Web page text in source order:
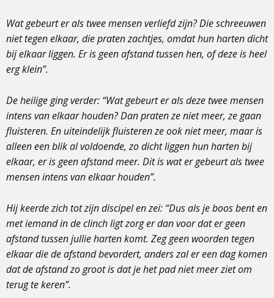
Wat gebeurt er als twee mensen verliefd zijn? Die schreeuwen
niet tegen elkaar, die praten zachtjes, omdat hun harten dicht
bij elkaar liggen. Er is geen afstand tussen hen, of deze is heel
erg klein”.
De heilige ging verder: “Wat gebeurt er als deze twee mensen
intens van elkaar houden? Dan praten ze niet meer, ze gaan
fluisteren. En uiteindelijk fluisteren ze ook niet meer, maar is
alleen een blik al voldoende, zo dicht liggen hun harten bij
elkaar, er is geen afstand meer. Dit is wat er gebeurt als twee
mensen intens van elkaar houden”.
Hij keerde zich tot zijn discipel en zei: “Dus als je boos bent en
met iemand in de clinch ligt zorg er dan voor dat er geen
afstand tussen jullie harten komt. Zeg geen woorden tegen
elkaar die de afstand bevordert, anders zal er een dag komen
dat de afstand zo groot is dat je het pad niet meer ziet om
terug te keren”.